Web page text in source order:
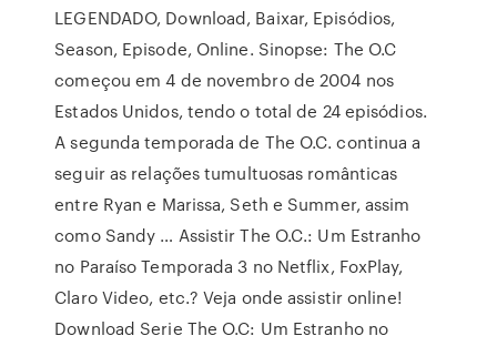
LEGENDADO, Download, Baixar, Episódios,
Season, Episode, Online. Sinopse: The O.C
começou em 4 de novembro de 2004 nos
Estados Unidos, tendo o total de 24 episódios.
A segunda temporada de The O.C. continua a
seguir as relações tumultuosas românticas
entre Ryan e Marissa, Seth e Summer, assim
como Sandy … Assistir The O.C.: Um Estranho
no Paraíso Temporada 3 no Netflix, FoxPlay,
Claro Video, etc.? Veja onde assistir online!
Download Serie The O.C: Um Estranho no